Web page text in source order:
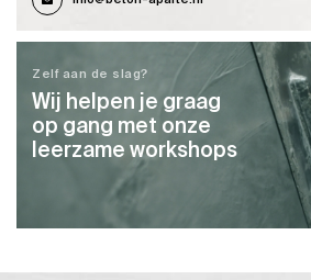
Zelf aan de slag?
Wij helpen je graag
op gang met onze
leerzame workshops